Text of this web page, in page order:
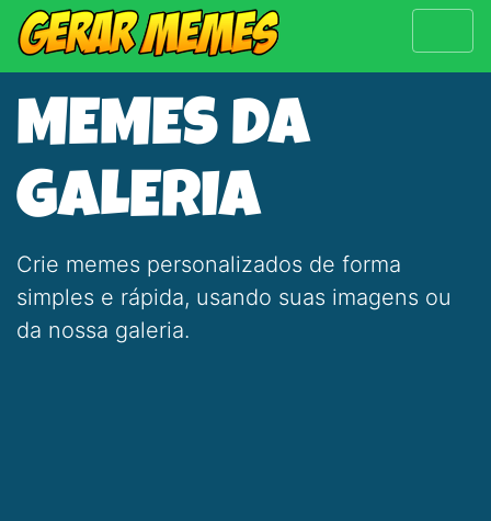
MEMES DA
GALERIA
Crie memes personalizados de forma
simples e rápida, usando suas imagens ou
da nossa galeria.